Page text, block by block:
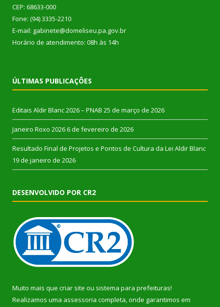
CEP: 68633-000
Fone: (94) 3335-2210
E-mail: gabinete@domeliseu.pa.gov.br
Horário de atendimento: 08h às 14h
ÚLTIMAS PUBLICAÇÕES
Editais Aldir Blanc 2026 – PNAB 25 de março de 2026
Janeiro Roxo 2026 6 de fevereiro de 2026
Resultado Final de Projetos e Pontos de Cultura da Lei Aldir Blanc
19 de janeiro de 2026
DESENVOLVIDO POR CR2
Muito mais que criar site ou sistema para prefeituras!
Realizamos uma assessoria completa, onde garantimos em